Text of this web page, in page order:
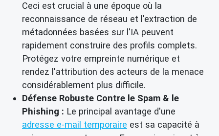
Ceci est crucial à une époque où la
reconnaissance de réseau et l'extraction de
métadonnées basées sur l'IA peuvent
rapidement construire des profils complets.
Protégez votre empreinte numérique et
rendez l'attribution des acteurs de la menace
considérablement plus difficile.
Défense Robuste Contre le Spam & le
Phishing : Le principal avantage d'une
adresse e-mail temporaire est sa capacité à